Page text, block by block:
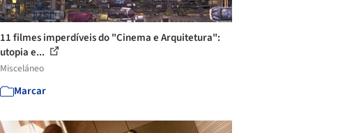
11 filmes imperdíveis do "Cinema e Arquitetura":
utopia e...
Misceláneo
Marcar